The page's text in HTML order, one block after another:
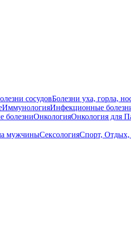
сосудовБолезни уха, горла,
ИммунологияИнфекционные
болезниОнкологияОнкология для
мужчиныСексологияСпорт,